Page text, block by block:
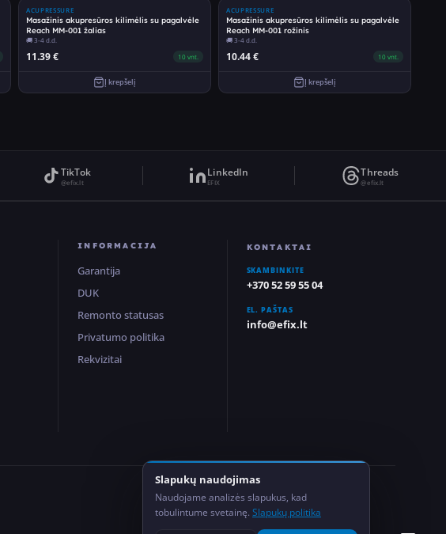
ACUPRESSURE
Masažinis akupresūros kilimėlis su pagalvėle
Reach MM-001 žalias
🚚3-4 d.d.
11.39€ 10 vnt.
Į krepšelį
ACUPRESSURE
Masažinis akupresūros kilimėlis su pagalvėle
Reach MM-001 rožinis
🚚3-4 d.d.
10.44€ 10 vnt.
Į krepšelį
TikTok
@efix.lt
LinkedIn
EFIX
Threads
@efix.lt
INFORMACIJA
Garantija
DUK
Remonto statusas
Privatumo politika
Rekvizitai
KONTAKTAI
SKAMBINKITE
+370 52 59 55 04
EL. PAŠTAS
info@efix.lt
2
Salonai Lietuvoje
Slapukų naudojimas
Naudojame analizės slapukus, kad
tobulintume svetainę. Slapukų politika